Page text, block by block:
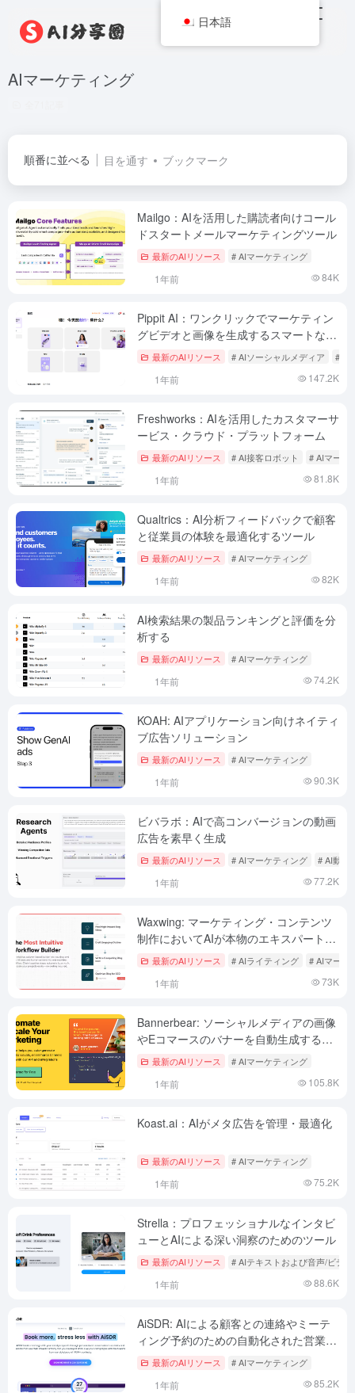
AIマーケティング
順番に並べる 目を通す ブックマーク
Mailgo：AIを活用した購読者向けコール
ドスタートメールマーケティングツール
最新のAIリソース # AIマーケティング
1年前 84K
Pippit AI：ワンクリックでマーケティン
グビデオと画像を生成するスマートな作
成ツール
最新のAIリソース # AIソーシャルメディア # AI
1年前 147.2K
Freshworks：AIを活用したカスタマーサ
ービス・クラウド・プラットフォーム
最新のAIリソース # AI接客ロボット # AIマーケ
1年前 81.8K
Qualtrics：AI分析フィードバックで顧客
と従業員の体験を最適化するツール
最新のAIリソース # AIマーケティング
1年前 82K
AI検索結果の製品ランキングと評価を分
析する
最新のAIリソース # AIマーケティング
1年前 74.2K
KOAH: AIアプリケーション向けネイティ
ブ広告ソリューション
最新のAIリソース # AIマーケティング
1年前 90.3K
ビバラボ：AIで高コンバージョンの動画
広告を素早く生成
最新のAIリソース # AIマーケティング # AI動画
1年前 77.2K
Waxwing: マーケティング・コンテンツ
制作においてAIが本物のエキスパートと
協業するためのサービス・プラットフォ
ーム
最新のAIリソース # AIライティング # AIマーケ
1年前 73K
Bannerbear: ソーシャルメディアの画像
やEコマースのバナーを自動生成するツ
ール最新のAIリソース # AIマーケティング
1年前 105.8K
Koast.ai：AIがメタ広告を管理・最適化
最新のAIリソース # AIマーケティング
1年前 75.2K
Strella：プロフェッショナルなインタビ
ューとAIによる深い洞察のためのツール
最新のAIリソース # AIテキストおよび音声/ビデ
1年前 88.6K
AiSDR: AIによる顧客との連絡やミーテ
ィング予約のための自動化された営業ツ
ール最新のAIリソース # AIマーケティング
1年前 85.2K
日本語